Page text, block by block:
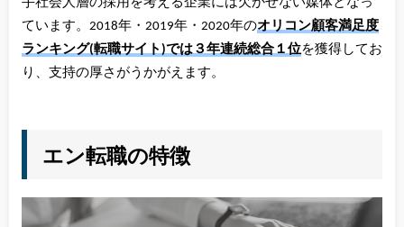
ています。2018年・2019年・2020年のオリコン顧客満足度
ランキング(転職サイト)では３年連続総合１位を獲得してお
り、支持の厚さがうかがえます。
エン転職の特徴